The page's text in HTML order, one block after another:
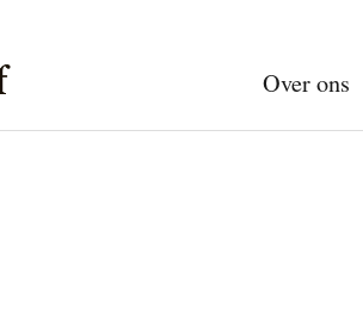
Over ons